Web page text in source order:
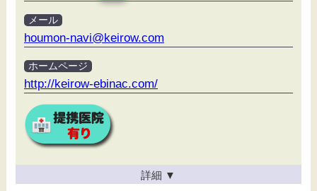
メール
houmon-navi@keirow.com
ホームページ
http://keirow-ebinac.com/
詳細 ▼